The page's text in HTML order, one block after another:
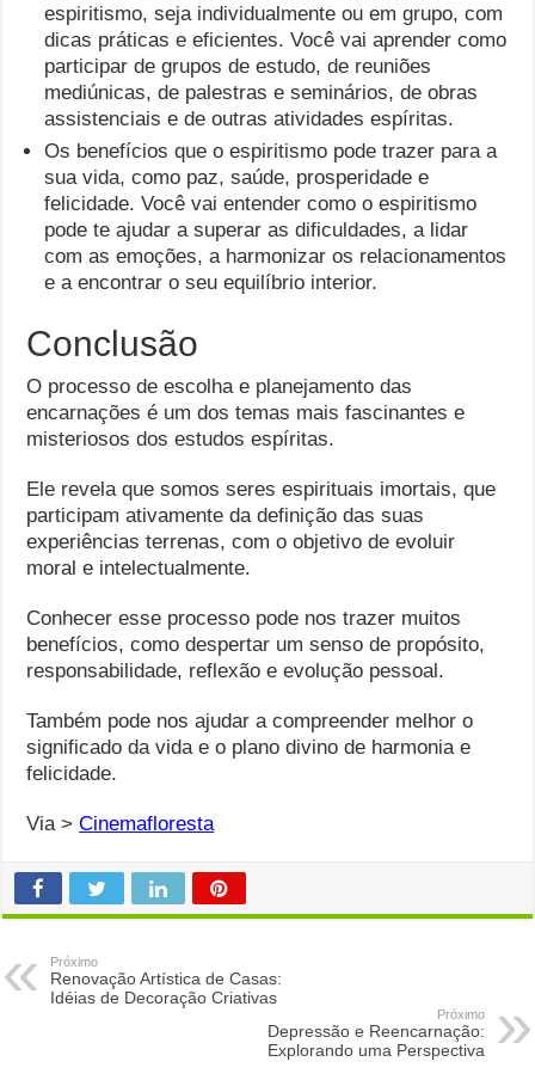
espiritismo, seja individualmente ou em grupo, com
dicas práticas e eficientes. Você vai aprender como
participar de grupos de estudo, de reuniões
mediúnicas, de palestras e seminários, de obras
assistenciais e de outras atividades espíritas.
Os benefícios que o espiritismo pode trazer para a
sua vida, como paz, saúde, prosperidade e
felicidade. Você vai entender como o espiritismo
pode te ajudar a superar as dificuldades, a lidar
com as emoções, a harmonizar os relacionamentos
e a encontrar o seu equilíbrio interior.
Conclusão
O processo de escolha e planejamento das
encarnações é um dos temas mais fascinantes e
misteriosos dos estudos espíritas.
Ele revela que somos seres espirituais imortais, que
participam ativamente da definição das suas
experiências terrenas, com o objetivo de evoluir
moral e intelectualmente.
Conhecer esse processo pode nos trazer muitos
benefícios, como despertar um senso de propósito,
responsabilidade, reflexão e evolução pessoal.
Também pode nos ajudar a compreender melhor o
significado da vida e o plano divino de harmonia e
felicidade.
Via >Cinemafloresta
Próximo
Renovação Artística de Casas:
Idéias de Decoração Criativas
Próximo
Depressão e Reencarnação:
Explorando uma Perspectiva